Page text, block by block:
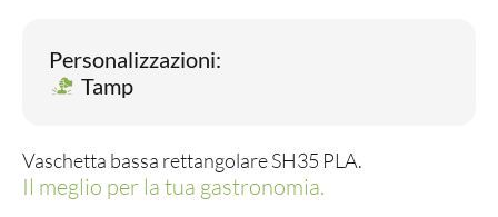
Personalizzazioni:
Tamp
Vaschetta bassa rettangolare SH35 PLA.
Il meglio per la tua gastronomia.